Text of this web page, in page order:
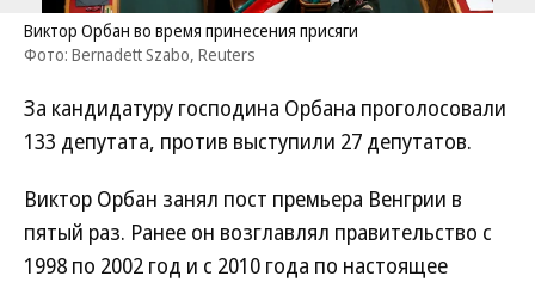
Виктор Орбан во время принесения присяги
Фото: Bernadett Szabo, Reuters
За кандидатуру господина Орбана проголосовали
133 депутата, против выступили 27 депутатов.
Виктор Орбан занял пост премьера Венгрии в
пятый раз. Ранее он возглавлял правительство с
1998 по 2002 год и с 2010 года по настоящее